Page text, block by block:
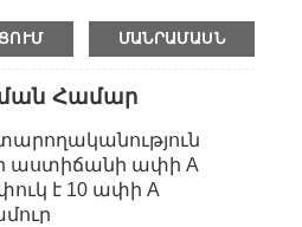
լիթիումի մարտկոցի
է
հրթիռների,
և այլ
50um, 75um:100 մմ,
ՄԱՆՐԱՄԱՍՆ
Համար
աստիճանի ափի A
է 10 ափի A